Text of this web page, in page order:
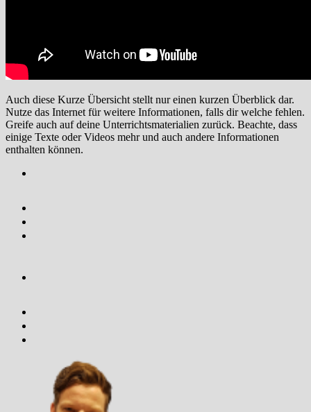
Auch diese Kurze Übersicht stellt nur einen kurzen Überblick dar.
Nutze das Internet für weitere Informationen, falls dir welche fehlen.
Greife auch auf deine Unterrichtsmaterialien zurück. Beachte, dass
einige Texte oder Videos mehr und auch andere Informationen
enthalten können.